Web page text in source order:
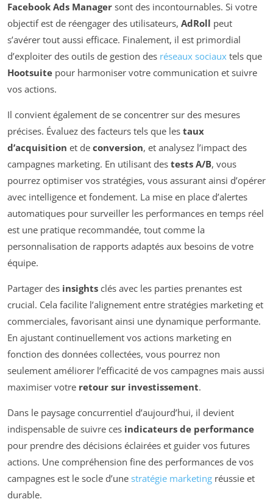
Facebook Ads Manager sont des incontournables. Si votre
objectif est de réengager des utilisateurs, AdRoll peut
s’avérer tout aussi efficace. Finalement, il est primordial
d’exploiter des outils de gestion des réseaux sociaux tels que
Hootsuite pour harmoniser votre communication et suivre
vos actions.
Il convient également de se concentrer sur des mesures
précises. Évaluez des facteurs tels que les taux
d’acquisition et de conversion, et analysez l’impact des
campagnes marketing. En utilisant des tests A/B, vous
pourrez optimiser vos stratégies, vous assurant ainsi d’opérer
avec intelligence et fondement. La mise en place d’alertes
automatiques pour surveiller les performances en temps réel
est une pratique recommandée, tout comme la
personnalisation de rapports adaptés aux besoins de votre
équipe.
Partager des insights clés avec les parties prenantes est
crucial. Cela facilite l’alignement entre stratégies marketing et
commerciales, favorisant ainsi une dynamique performante.
En ajustant continuellement vos actions marketing en
fonction des données collectées, vous pourrez non
seulement améliorer l’efficacité de vos campagnes mais aussi
maximiser votre retour sur investissement.
Dans le paysage concurrentiel d’aujourd’hui, il devient
indispensable de suivre ces indicateurs de performance
pour prendre des décisions éclairées et guider vos futures
actions. Une compréhension fine des performances de vos
campagnes est le socle d’une stratégie marketing réussie et
durable.